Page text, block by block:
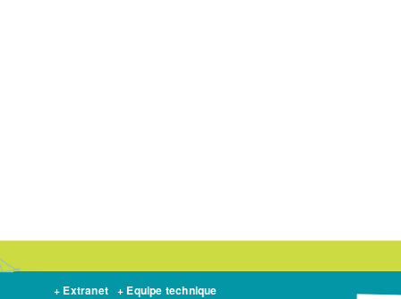
+ Extranet + Equipe technique